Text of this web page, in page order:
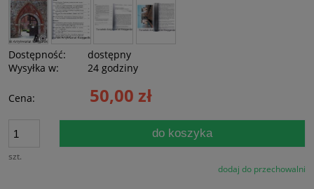
Dostępność:
dostępny
Wysyłka w:
24 godziny
Cena: 50,00 zł
szt.
do koszyka
dodaj do przechowalni